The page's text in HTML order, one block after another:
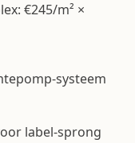
€245/m² ×
systeem
label-sprong